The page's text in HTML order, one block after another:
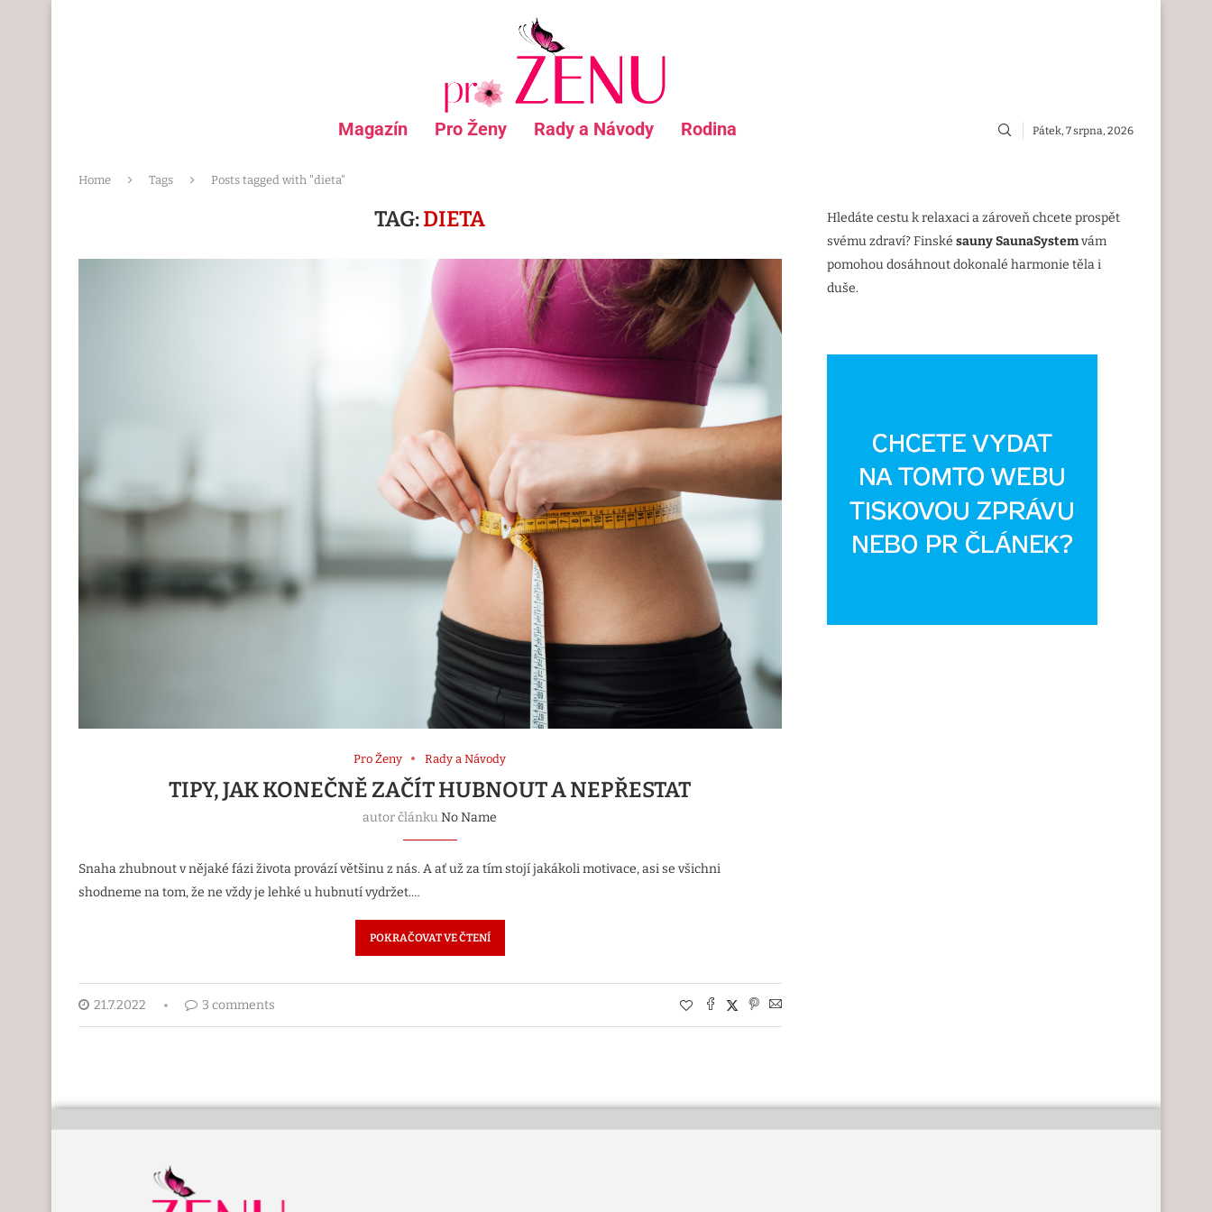
Magazín Pro Ženy Rady a Návody Rodina Pátek, 7 srpna, 2026
Home Tags Posts tagged with "dieta"
TAG:DIETA
Pro Ženy Rady a Návody
TIPY, JAK KONEČNĚ ZAČÍT HUBNOUT A NEPŘESTAT
autor článkuNo Name
Snaha zhubnout v nějaké fázi života provází většinu z nás. A ať už za tím stojí jakákoli motivace, asi se všichni
shodneme na tom, že ne vždy je lehké u hubnutí vydržet.…
POKRAČOVAT VE ČTENÍ
21.7.2022 3 comments
Hledáte cestu k relaxaci a zároveň chcete prospět
svému zdraví? Finské sauny SaunaSystemvám
pomohou dosáhnout dokonalé harmonie těla i
duše.